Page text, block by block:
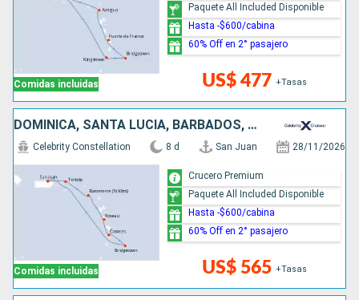
Comidas incluidas US$ 477 +Tasas
Paquete All Included Disponible
Hasta -$600/cabina
60% Off en 2° pasajero
DOMINICA, SANTA LUCIA, BARBADOS, PUERTO RICO
Comidas incluidas
Celebrity Constellation 8 d San Juan 28/11/2026
US$ 565 +Tasas
Crucero Premium
Paquete All Included Disponible
Hasta -$600/cabina
60% Off en 2° pasajero